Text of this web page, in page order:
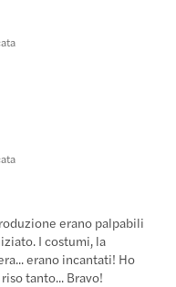
erano palpabili
I costumi, la
erano incantati! Ho
tanto... Bravo!